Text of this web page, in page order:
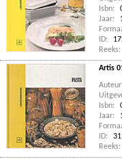
Isbn:
Jaar:
ID:
Reeks:
Artis
Isbn:
Jaar:
ID:
Reeks: